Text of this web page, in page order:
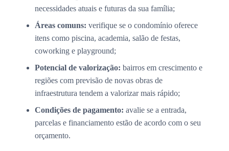
necessidades atuais e futuras da sua família;
Áreas comuns: verifique se o condomínio oferece
itens como piscina, academia, salão de festas,
coworking e playground;
Potencial de valorização: bairros em crescimento e
regiões com previsão de novas obras de
infraestrutura tendem a valorizar mais rápido;
Condições de pagamento: avalie se a entrada,
parcelas e financiamento estão de acordo com o seu
orçamento.